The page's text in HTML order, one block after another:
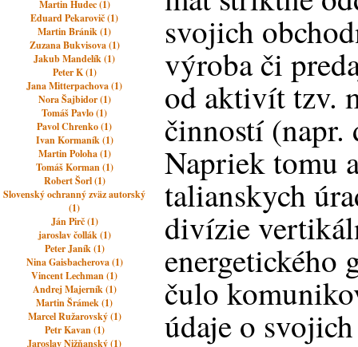
Martin Hudec (1)
Eduard Pekarovič (1)
Martin Bránik (1)
Zuzana Bukvisova (1)
Jakub Mandelík (1)
Peter K (1)
Jana Mitterpachova (1)
Nora Šajbidor (1)
Tomáš Pavlo (1)
Pavol Chrenko (1)
Ivan Kormaník (1)
Martin Poloha (1)
Tomáš Korman (1)
Robert Šorl (1)
Slovenský ochranný zväz autorský
(1)
Ján Pirč (1)
jaroslav čollák (1)
Peter Janík (1)
Nina Gaisbacherova (1)
Vincent Lechman (1)
Andrej Majerník (1)
Martin Šrámek (1)
Marcel Ružarovský (1)
Petr Kavan (1)
Jaroslav Nižňanský (1)
svojich
výroba či
od aktivít tzv.
činností (napr.
Napriek tomu
talianskych
divízie
energetického
čulo
údaje o